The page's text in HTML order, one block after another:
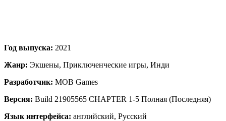
Год выпуска: 2021
Жанр: Экшены, Приключенческие игры, Инди
Разработчик: MOB Games
Версия: Build 21905565 CHAPTER 1-5 Полная (Последняя)
Язык интерфейса: английский, Русский